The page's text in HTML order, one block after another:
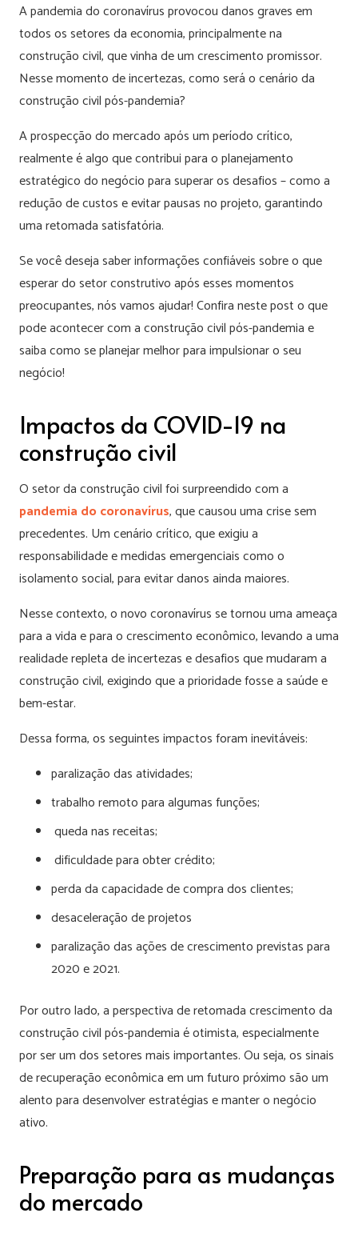
A pandemia do coronavírus provocou danos graves em
todos os setores da economia, principalmente na
construção civil, que vinha de um crescimento promissor.
Nesse momento de incertezas, como será o cenário da
construção civil pós-pandemia?
A prospecção do mercado após um período crítico,
realmente é algo que contribui para o planejamento
estratégico do negócio para superar os desafios – como a
redução de custos e evitar pausas no projeto, garantindo
uma retomada satisfatória.
Se você deseja saber informações confiáveis sobre o que
esperar do setor construtivo após esses momentos
preocupantes, nós vamos ajudar! Confira neste post o que
pode acontecer com a construção civil pós-pandemia e
saiba como se planejar melhor para impulsionar o seu
negócio!
Impactos da COVID-19 na
construção civil
O setor da construção civil foi surpreendido com a
pandemia do coronavírus, que causou uma crise sem
precedentes. Um cenário crítico, que exigiu a
responsabilidade e medidas emergenciais como o
isolamento social, para evitar danos ainda maiores.
Nesse contexto, o novo coronavírus se tornou uma ameaça
para a vida e para o crescimento econômico, levando a uma
realidade repleta de incertezas e desafios que mudaram a
construção civil, exigindo que a prioridade fosse a saúde e
bem-estar.
Dessa forma, os seguintes impactos foram inevitáveis:
paralização das atividades;
trabalho remoto para algumas funções;
queda nas receitas;
dificuldade para obter crédito;
perda da capacidade de compra dos clientes;
desaceleração de projetos
paralização das ações de crescimento previstas para
2020 e 2021.
Por outro lado, a perspectiva de retomada crescimento da
construção civil pós-pandemia é otimista, especialmente
por ser um dos setores mais importantes. Ou seja, os sinais
de recuperação econômica em um futuro próximo são um
alento para desenvolver estratégias e manter o negócio
ativo.
Preparação para as mudanças
do mercado